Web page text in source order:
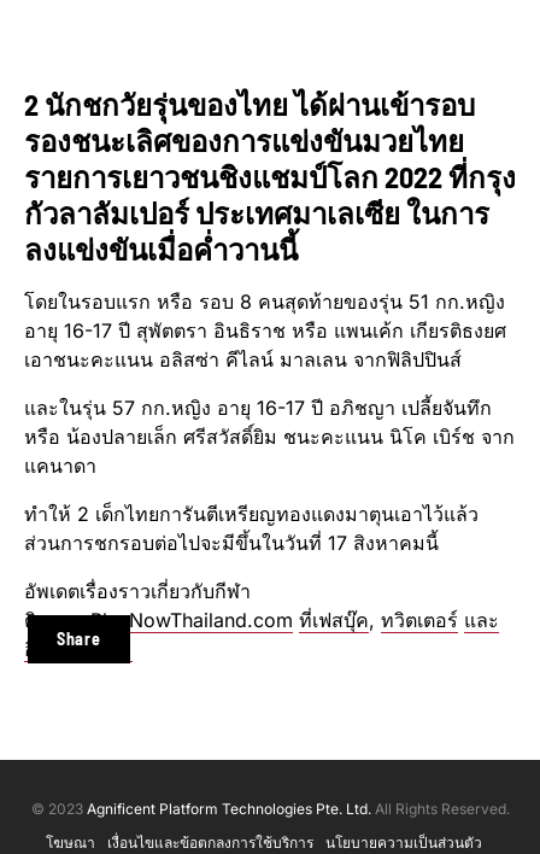
Share
2 นักชกวัยรุ่นของไทย ได้ผ่านเข้ารอบ​
รองชนะเลิศ​ของการแข่งขันมวยไทย
รายการเยาวชนชิงแชมป์โลก 2022 ที่กรุง
กัวลาลัมเปอร์ ประเทศมาเลเซีย ในการ
ลงแข่งขัน​เมื่อค่ำวานนี้
โดยในรอบแรก หรือ รอบ 8 คนสุดท้ายของรุ่น 51 กก.หญิง
อายุ 16-17 ปี สุพัตตรา อินธิราช หรือ แพนเค้ก เกียรติธงยศ
เอาชนะคะแนน อลิสซ่า คีไลน์ มาลเลน จากฟิลิปปินส์
และในรุ่น 57 กก.หญิง อายุ 16-17 ปี อภิชญา เปลี้ยจันทึก
หรือ น้องปลายเล็ก ศรีสวัสดิ์ยิม ชนะคะแนน นิโค เบิร์ช จาก
แคนาดา
ทำให้ 2 เด็กไทยการันตี​เหรียญทอง​แดงมาตุนเอาไว้แล้ว
ส่วนการชกรอบต่อไปจะมีขึ้นในวันที่ 17 สิงหาคม​นี้
อัพเดตเรื่องราวเกี่ยวกับกีฬา
ติดตามPlayNowThailand.com ที่เฟสบุ๊ค, ทวิตเตอร์ และ
อินสตาแกรม
© 2023 Agnificent Platform Technologies Pte. Ltd. All Rights Reserved.
โฆษณา เงื่อนไขและข้อตกลงการใช้บริการ นโยบายความเป็นส่วนตัว